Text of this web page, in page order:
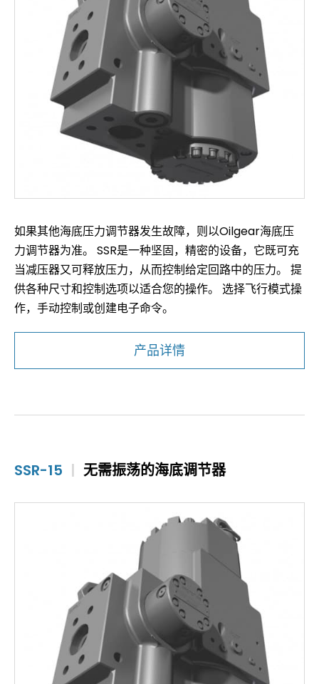
如果其他海底压力调节器发生故障，则以Oilgear海底压
力调节器为准。 SSR是一种坚固，精密的设备，它既可充
当减压器又可释放压力，从而控制给定回路中的压力。 提
供各种尺寸和控制选项以适合您的操作。 选择飞行模式操
作，手动控制或创建电子命令。
产品详情
SSR-15 | 无需振荡的海底调节器